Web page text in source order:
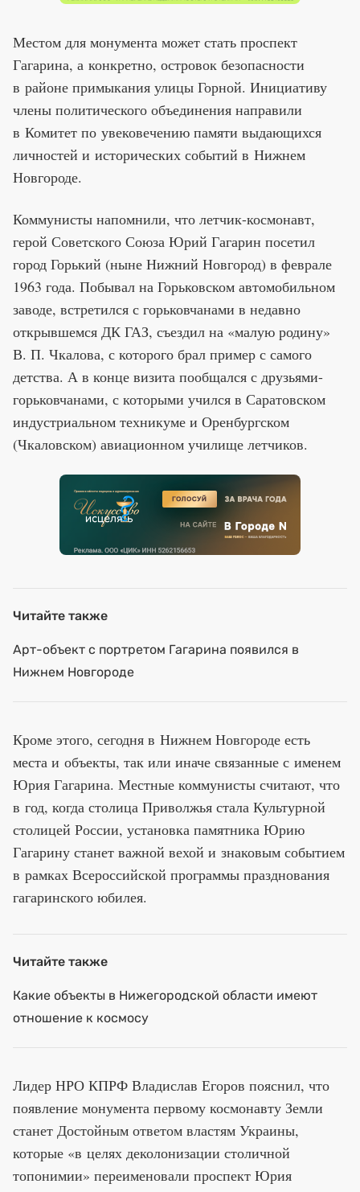
Местом для монумента может стать проспект
Гагарина, а конкретно, островок безопасности
в районе примыкания улицы Горной. Инициативу
члены политического объединения направили
в Комитет по увековечению памяти выдающихся
личностей и исторических событий в Нижнем
Новгороде.
Коммунисты напомнили, что летчик-космонавт,
герой Советского Союза Юрий Гагарин посетил
город Горький (ныне Нижний Новгород) в феврале
1963 года. Побывал на Горьковском автомобильном
заводе, встретился с горьковчанами в недавно
открывшемся ДК ГАЗ, съездил на «малую родину»
В. П. Чкалова, с которого брал пример с самого
детства. А в конце визита пообщался с друзьями-
горьковчанами, с которыми учился в Саратовском
индустриальном техникуме и Оренбургском
(Чкаловском) авиационном училище летчиков.
Читайте также
Арт-объект с портретом Гагарина появился в
Нижнем Новгороде
Кроме этого, сегодня в Нижнем Новгороде есть
места и объекты, так или иначе связанные с именем
Юрия Гагарина. Местные коммунисты считают, что
в год, когда столица Приволжья стала Культурной
столицей России, установка памятника Юрию
Гагарину станет важной вехой и знаковым событием
в рамках Всероссийской программы празднования
гагаринского юбилея.
Читайте также
Какие объекты в Нижегородской области имеют
отношение к космосу
Лидер НРО КПРФ Владислав Егоров пояснил, что
появление монумента первому космонавту Земли
станет Достойным ответом властям Украины,
которые «в целях деколонизации столичной
топонимии» переименовали проспект Юрия